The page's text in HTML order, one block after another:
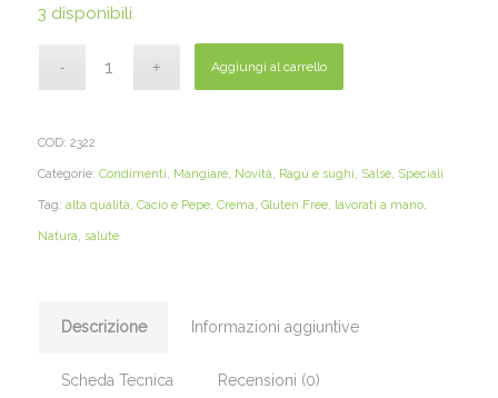
3 disponibili
Aggiungi al carrello
COD: 2322
Categorie: Condimenti, Mangiare, Novità, Ragù e sughi, Salse, Speciali
Tag: alta qualità, Cacio e Pepe, Crema, Gluten Free, lavorati a mano,
Natura, salute
Descrizione Informazioni aggiuntive
Scheda Tecnica Recensioni (0)